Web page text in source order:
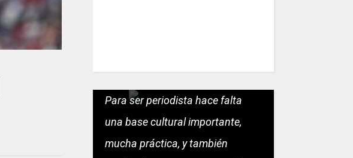
Para ser periodista hace falta
una base cultural importante,
mucha práctica, y también